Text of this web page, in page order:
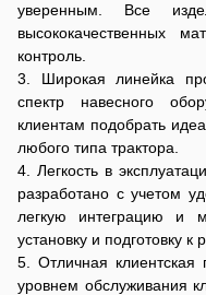
уверенным. Все
высококачественных
контроль.
3. Широкая линейка
спектр навесного
клиентам подобрать
любого типа трактора.
4. Легкость в
разработано с учетом
легкую интеграцию и
установку и подготовку к
5. Отличная клиентская
уровнем обслуживания